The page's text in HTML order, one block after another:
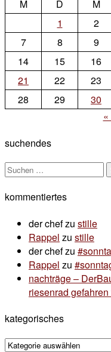
M
D M
1
2
7
8 9
14
15 16
21
22 23
28
29 30
suchendes
Suchen
kommentiertes
der chefzu stille
Rappel zu stille
der chefzu
Rappel zu
nachträge –
riesenrad
kategorisches
kategorisches